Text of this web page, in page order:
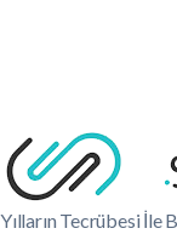
Yılların Tecrübesi İle